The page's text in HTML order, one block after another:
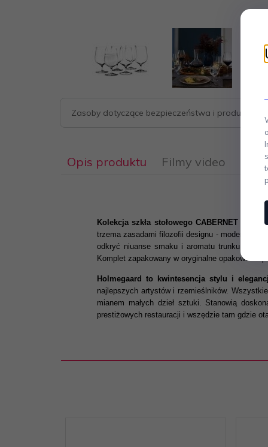
Zasoby dotyczące bezpieczeństwa i produktów
Opis produktu Filmy video
Kolekcja szkła stołowego CABERNET
trzema zasadami filozofii designu -
odkryć niuanse smaku i aromatu trunku.
Komplet zapakowany w oryginalne opakowanie
Holmegaard to kwintesencja stylu i
najlepszych artystów i rzemieślników.
mianem małych dzieł sztuki. Stanowią
prestiżowych restauracji i wszędzie tam gdzie